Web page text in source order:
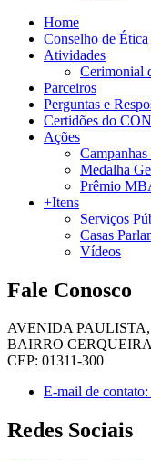
Home
Conselho de Ética
Atividades
Cerimonial
Parceiros
Perguntas e
Certidões do
Ações
Medalha
Prêmio
+Itens
Serviços
Casas
Vídeos
Fale Conosco
AVENIDA
BAIRRO
CEP: 01311-300
E-mail de
Redes Sociais